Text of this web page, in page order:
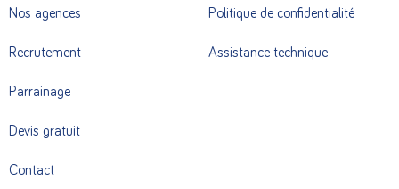
Nos agences
Recrutement
Parrainage
Devis gratuit
Contact
Politique de confidentialité
Assistance technique